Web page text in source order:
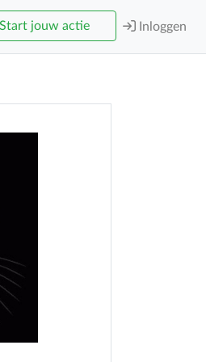
Start jouw actie Inloggen